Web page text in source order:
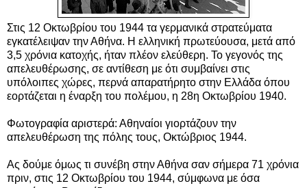
Στις 12 Οκτωβρίου του 1944 τα γερμανικά στρατεύματα
εγκατέλειψαν την Αθήνα. Η ελληνική πρωτεύουσα, μετά από
3,5 χρόνια κατοχής, ήταν πλέον ελεύθερη. Το γεγονός της
απελευθέρωσης, σε αντίθεση με ότι συμβαίνει στις
υπόλοιπες χώρες, περνά απαρατήρητο στην Ελλάδα όπου
εορτάζεται η έναρξη του πολέμου, η 28η Οκτωβρίου 1940.
Φωτογραφία αριστερά: Αθηναίοι γιορτάζουν την
απελευθέρωση της πόλης τους, Οκτώβριος 1944.
Ας δούμε όμως τι συνέβη στην Αθήνα σαν σήμερα 71 χρόνια
πριν, στις 12 Οκτωβρίου του 1944, σύμφωνα με όσα